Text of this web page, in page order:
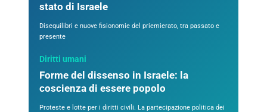
stato di Israele
Disequilibri e nuove fisionomie del priemierato, tra passato e
presente
Diritti umani
Forme del dissenso in Israele: la
coscienza di essere popolo
Proteste e lotte per i diritti civili. La partecipazione politica dei